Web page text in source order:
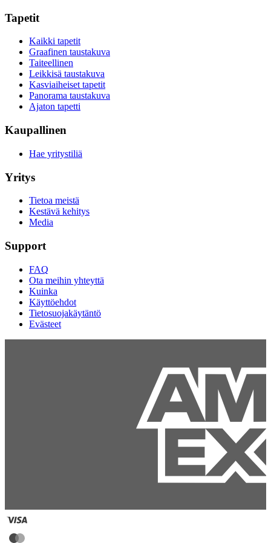
Tapetit
Kaikki tapetit
Graafinen taustakuva
Taiteellinen
Leikkisä taustakuva
Kasviaiheiset tapetit
Panorama taustakuva
Ajaton tapetti
Kaupallinen
Hae yritystiliä
Yritys
Tietoa meistä
Kestävä kehitys
Media
Support
FAQ
Ota meihin yhteyttä
Kuinka
Käyttöehdot
Tietosuojakäytäntö
Evästeet